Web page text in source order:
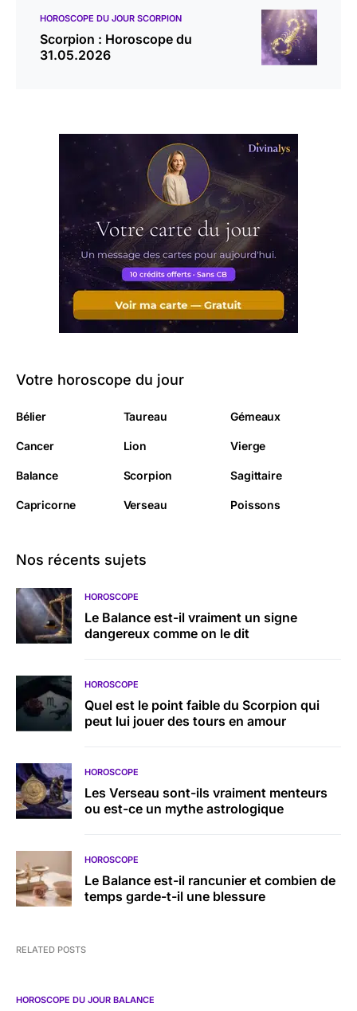
HOROSCOPE DU JOUR SCORPION
Scorpion : Horoscope du
31.05.2026
Votre horoscope du jour
Bélier Taureau Gémeaux
Cancer Lion Vierge
Balance Scorpion Sagittaire
Capricorne Verseau Poissons
Nos récents sujets
HOROSCOPE
Le Balance est-il vraiment un signe
dangereux comme on le dit
HOROSCOPE
Quel est le point faible du Scorpion qui
peut lui jouer des tours en amour
HOROSCOPE
Les Verseau sont-ils vraiment menteurs
ou est-ce un mythe astrologique
HOROSCOPE
Le Balance est-il rancunier et combien de
temps garde-t-il une blessure
RELATED POSTS
HOROSCOPE DU JOUR BALANCE